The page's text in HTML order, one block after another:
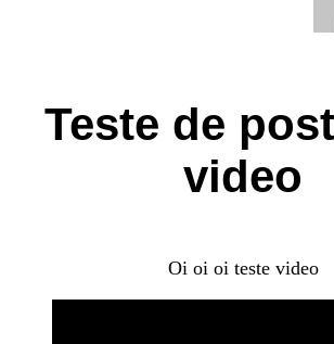
Teste de
video
Oi oi oi teste video